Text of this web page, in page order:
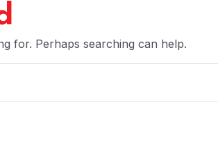
for. Perhaps searching can help.